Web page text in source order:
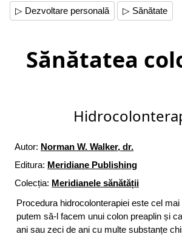
▷ Dezvoltare personală ▷ Sănătate
Sănătatea
Autor: Norman W. Walker, dr.
Editura: Meridiane Publishing
Colecția: Meridianele sănătății
Procedura hidrocolonterapiei este cel
putem să-l facem unui colon preaplin și
ani sau zeci de ani cu multe substanțe